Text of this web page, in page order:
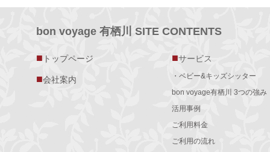
bon voyage 有栖川 SITE CONTENTS
■ トップページ
■会社案内
■サービス
・ベビー&キッズシッター
bon voyage有栖川 3つの強み
活用事例
ご利用料金
ご利用の流れ